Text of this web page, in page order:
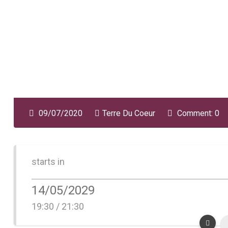
09/07/2020 Terre Du Coeur Comment: 0
starts in
14/05/2029
19:30 / 21:30